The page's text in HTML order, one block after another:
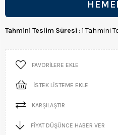
Tahmini Teslim Süresi : 1 Tahmini
FAVORILERE EKLE
İSTEK LISTEME EKLE
KARŞILAŞTIR
FIYAT DÜŞÜNCE HABER VER